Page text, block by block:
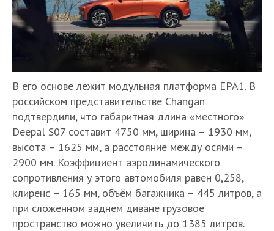
В его основе лежит модульная платформа EPA1. В
российском представительстве Changan
подтвердили, что габаритная длина «местного»
Deepal S07 составит 4750 мм, ширина – 1930 мм,
высота – 1625 мм, а расстояние между осями –
2900 мм. Коэффициент аэродинамического
сопротивления у этого автомобиля равен 0,258,
клиренс – 165 мм, объём багажника – 445 литров, а
при сложенном заднем диване грузовое
пространство можно увеличить до 1385 литров.